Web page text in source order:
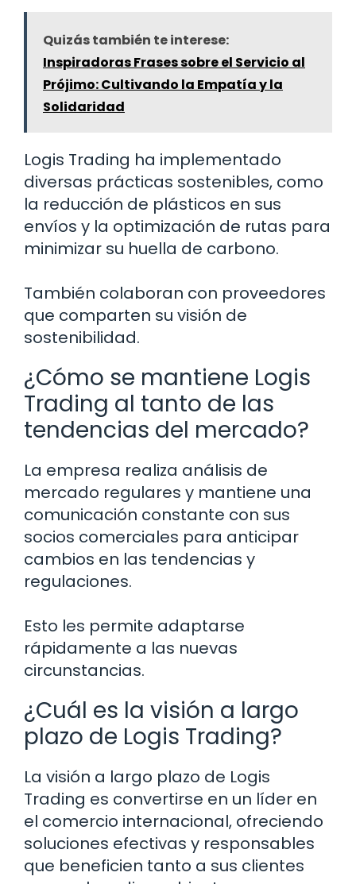
Quizás también te interese:
Inspiradoras Frases sobre el Servicio al
Prójimo: Cultivando la Empatía y la
Solidaridad
Logis Trading ha implementado
diversas prácticas sostenibles, como
la reducción de plásticos en sus
envíos y la optimización de rutas para
minimizar su huella de carbono.
También colaboran con proveedores
que comparten su visión de
sostenibilidad.
¿Cómo se mantiene Logis
Trading al tanto de las
tendencias del mercado?
La empresa realiza análisis de
mercado regulares y mantiene una
comunicación constante con sus
socios comerciales para anticipar
cambios en las tendencias y
regulaciones.
Esto les permite adaptarse
rápidamente a las nuevas
circunstancias.
¿Cuál es la visión a largo
plazo de Logis Trading?
La visión a largo plazo de Logis
Trading es convertirse en un líder en
el comercio internacional, ofreciendo
soluciones efectivas y responsables
que beneficien tanto a sus clientes